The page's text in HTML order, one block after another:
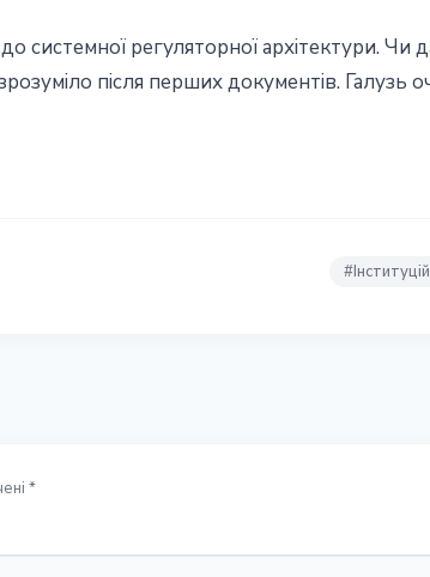
системної регуляторної архітектури. Чи
після перших документів. Галузь
#
*